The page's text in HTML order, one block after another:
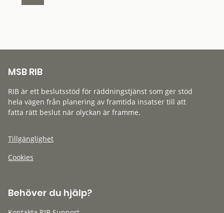
MSB RIB
RIB är ett beslutsstöd för räddningstjänst som ger stöd
hela vägen från planering av framtida insatser till att
fatta rätt beslut när olyckan är framme.
Tillgänglighet
Cookies
Behöver du hjälp?